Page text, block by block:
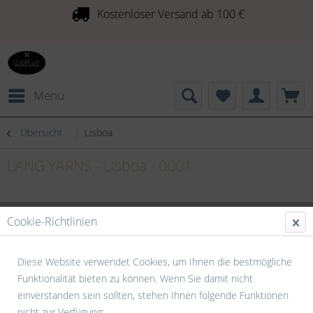
Kostenloser Versand ab 100 €
Menü
Übersicht Lisboa
Cookie-Richtlinien
Diese Website verwendet Cookies, um Ihnen die bestmögliche
Funktionalität bieten zu können. Wenn Sie damit nicht
einverstanden sein sollten, stehen Ihnen folgende Funktionen